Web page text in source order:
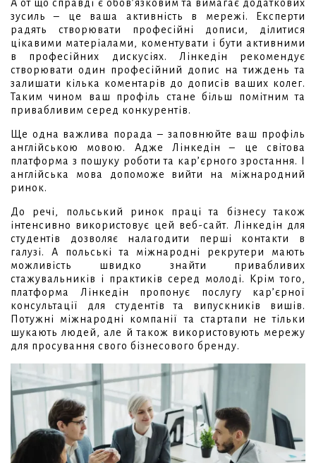
А от що справді є обов’язковим та вимагає додаткових
зусиль – це ваша активність в мережі. Експерти
радять створювати професійні дописи, ділитися
цікавими матеріалами, коментувати і бути активними
в професійних дискусіях. Лінкедін рекомендує
створювати один професійний допис на тиждень та
залишати кілька коментарів до дописів ваших колег.
Таким чином ваш профіль стане більш помітним та
привабливим серед конкурентів.
Ще одна важлива порада – заповнюйте ваш профіль
англійською мовою. Адже Лінкедін – це світова
платформа з пошуку роботи та кар’єрного зростання. І
англійська мова допоможе вийти на міжнародний
ринок.
До речі, польський ринок праці та бізнесу також
інтенсивно використовує цей веб-сайт. Лінкедін для
студентів дозволяє налагодити перші контакти в
галузі. А польські та міжнародні рекрутери мають
можливість швидко знайти привабливих
стажувальників і практиків серед молоді. Крім того,
платформа Лінкедін пропонує послугу кар’єрної
консультації для студентів та випускників вишів.
Потужні міжнародні компанії та стартапи не тільки
шукають людей, але й також використовують мережу
для просування свого бізнесового бренду.